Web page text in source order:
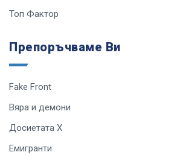
Топ Фактор
Препоръчваме Ви
Fake Front
Вяра и демони
Досиетата Х
Емигранти